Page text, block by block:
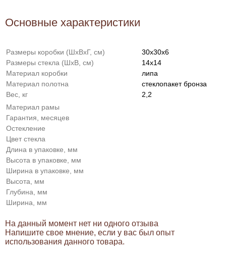
Основные характеристики
Размеры коробки (ШxВxГ, см)
30x30x6
Размеры стекла (ШxВ, см)
14x14
Материал коробки
липа
Материал полотна
стеклопакет бронза
Вес, кг
2,2
Материал рамы
Гарантия, месяцев
Остекление
Цвет стекла
Длина в упаковке, мм
Высота в упаковке, мм
Ширина в упаковке, мм
Высота, мм
Глубина, мм
Ширина, мм
На данный момент нет ни одного отзыва
Напишите свое мнение, если у вас был опыт
использования данного товара.